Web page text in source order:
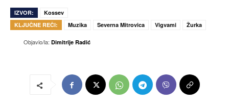
IZVOR:
Kossev
KLJUČNE REČI:
Muzika Severna Mitrovica Vigvami Žurka
Objavio/la: Dimitrije Radić